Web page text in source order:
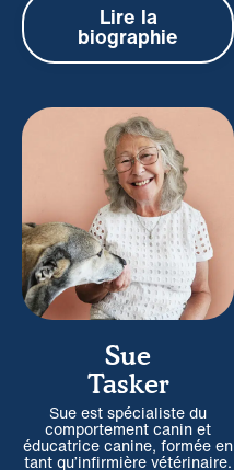
Lire la
biographie
Sue
Tasker
Sue est spécialiste du
comportement canin et
éducatrice canine, formée en
tant qu’infirmière vétérinaire.